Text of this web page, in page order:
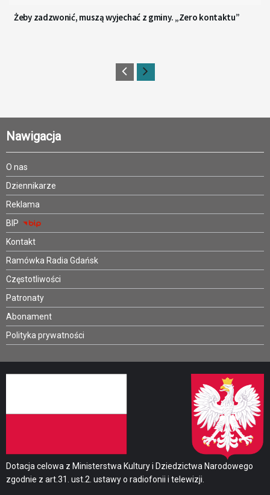
Żeby zadzwonić, muszą wyjechać z gminy. „Zero kontaktu”
Nawigacja
O nas
Dziennikarze
Reklama
BIP
Kontakt
Ramówka Radia Gdańsk
Częstotliwości
Patronaty
Abonament
Polityka prywatności
Dotacja celowa z Ministerstwa Kultury i Dziedzictwa Narodowego
zgodnie z art.31. ust.2. ustawy o radiofonii i telewizji.